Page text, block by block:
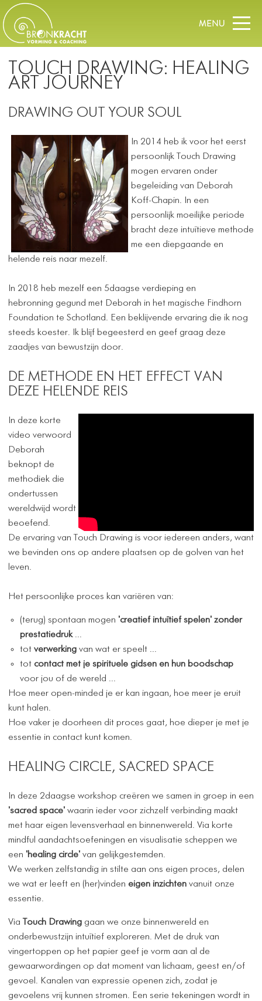
TOUCH DRAWING: HEALING
ART JOURNEY
DRAWING OUT YOUR SOUL
In 2014 heb ik voor het eerst
persoonlijk Touch Drawing
mogen ervaren onder
begeleiding van Deborah
Koff-Chapin. In een
persoonlijk moeilijke periode
bracht deze intuïtieve methode
me een diepgaande en
helende reis naar mezelf.
In 2018 heb mezelf een 5daagse verdieping en
hebronning gegund met Deborah in het magische Findhorn
Foundation te Schotland. Een beklijvende ervaring die ik nog
steeds koester. Ik blijf begeesterd en geef graag deze
zaadjes van bewustzijn door.
DE METHODE EN HET EFFECT VAN
DEZE HELENDE REIS
In deze korte
video verwoord
Deborah
beknopt de
methodiek die
ondertussen
wereldwijd wordt
beoefend.
De ervaring van Touch Drawing is voor iedereen anders, want
we bevinden ons op andere plaatsen op de golven van het
leven.
Het persoonlijke proces kan variëren van:
(terug) spontaan mogen 'creatief intuïtief spelen' zonder
prestatiedruk ...
tot verwerking van wat er speelt ...
tot contact met je spirituele gidsen en hun boodschap
voor jou of de wereld ...
Hoe meer open-minded je er kan ingaan, hoe meer je eruit
kunt halen.
Hoe vaker je doorheen dit proces gaat, hoe dieper je met je
essentie in contact kunt komen.
HEALING CIRCLE, SACRED SPACE
In deze 2daagse workshop creëren we samen in groep in een
'sacred space' waarin ieder voor zichzelf verbinding maakt
met haar eigen levensverhaal en binnenwereld. Via korte
mindful aandachtsoefeningen en visualisatie scheppen we
een 'healing circle' van gelijkgestemden.
We werken zelfstandig in stilte aan ons eigen proces, delen
we wat er leeft en (her)vinden eigen inzichten vanuit onze
essentie.
Via Touch Drawing gaan we onze binnenwereld en
onderbewustzijn intuïtief exploreren. Met de druk van
vingertoppen op het papier geef je vorm aan al de
gewaarwordingen op dat moment van lichaam, geest en/of
gevoel. Kanalen van expressie openen zich, zodat je
gevoelens vrij kunnen stromen. Een serie tekeningen wordt in